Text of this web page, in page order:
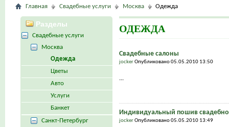
Главная Свадебные услуги Москва Одежда
ОДЕЖДА
Свадебные салоны
jockerОпубликовано 05.05.2010 13:50
...
Индивидуальный пошив
jockerОпубликовано 05.05.2010 13:49
Разделы
Свадебные услуги
Москва
Одежда
Цветы
Авто
Услуги
Банкет
Санкт-Петербург